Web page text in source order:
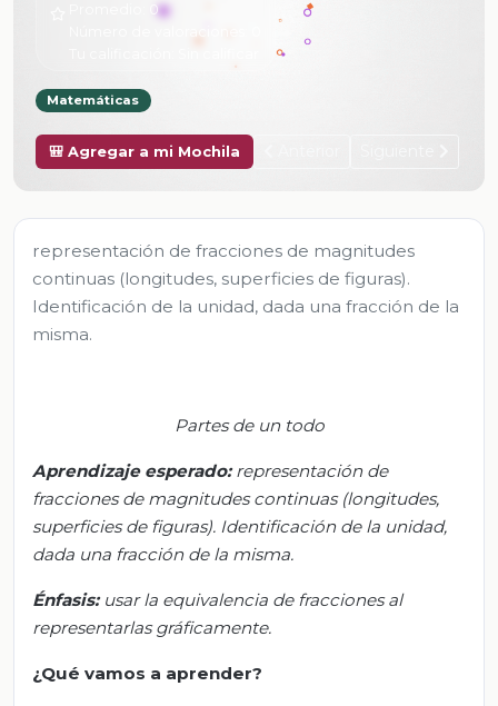
0
Matemáticas
🎒 Agregar a mi Mochila
representación de fracciones de magnitudes
continuas (longitudes, superficies de figuras).
Identificación de la unidad, dada una fracción de la
misma.
Partes de un todo
Aprendizaje esperado:representación de
fracciones de magnitudes continuas (longitudes,
superficies de figuras). Identificaciónde la unidad,
dada una fracción de la misma.
Énfasis: usar la equivalencia de fracciones al
representarlas gráficamente.
¿Qué vamos a aprender?